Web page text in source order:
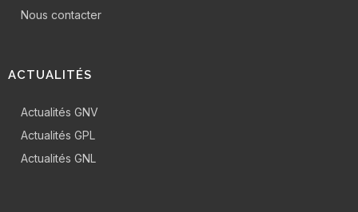
Nous contacter
ACTUALITÉS
Actualités GNV
Actualités GPL
Actualités GNL